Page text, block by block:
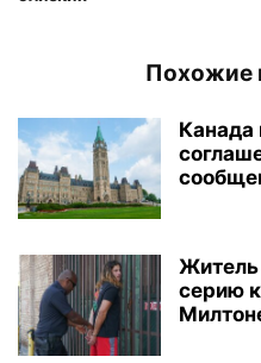
Похожие
Канада
Житель
серию